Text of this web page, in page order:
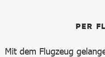
PER
Mit dem Flugzeug